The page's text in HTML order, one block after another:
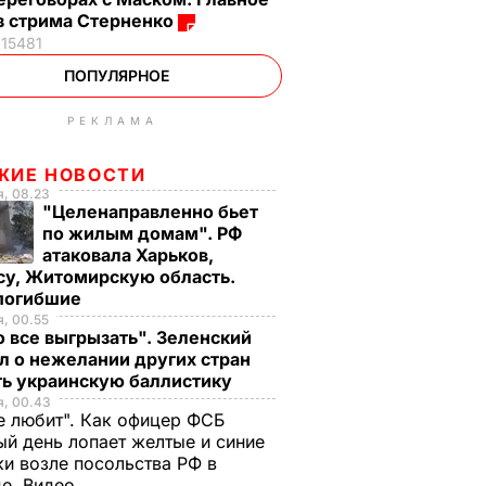
стрима Стерненко
15481
ПОПУЛЯРНОЕ
РЕКЛАМА
НОВОСТИ
08.23
"Целенаправленно бьет
по жилым домам". РФ
атаковала Харьков,
Житомирскую область.
00.55
все выгрызать". Зеленский
о нежелании других стран
украинскую баллистику
00.43
любит". Как офицер ФСБ
день лопает желтые и синие
возле посольства РФ в